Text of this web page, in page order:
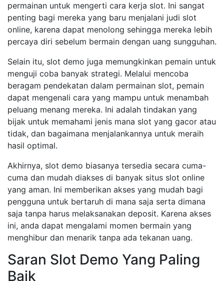
permainan untuk mengerti cara kerja slot. Ini sangat
penting bagi mereka yang baru menjalani judi slot
online, karena dapat menolong sehingga mereka lebih
percaya diri sebelum bermain dengan uang sungguhan.
Selain itu, slot demo juga memungkinkan pemain untuk
menguji coba banyak strategi. Melalui mencoba
beragam pendekatan dalam permainan slot, pemain
dapat mengenali cara yang mampu untuk menambah
peluang menang mereka. Ini adalah tindakan yang
bijak untuk memahami jenis mana slot yang gacor atau
tidak, dan bagaimana menjalankannya untuk meraih
hasil optimal.
Akhirnya, slot demo biasanya tersedia secara cuma-
cuma dan mudah diakses di banyak situs slot online
yang aman. Ini memberikan akses yang mudah bagi
pengguna untuk bertaruh di mana saja serta dimana
saja tanpa harus melaksanakan deposit. Karena akses
ini, anda dapat mengalami momen bermain yang
menghibur dan menarik tanpa ada tekanan uang.
Saran Slot Demo Yang Paling
Baik